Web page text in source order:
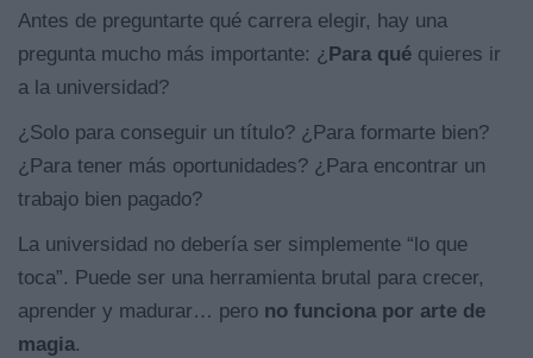
Antes de preguntarte qué carrera elegir, hay una
pregunta mucho más importante: ¿ Para qué quieres ir
a la universidad?
¿Solo para conseguir un título? ¿Para formarte bien?
¿Para tener más oportunidades? ¿Para encontrar un
trabajo bien pagado?
La universidad no debería ser simplemente “lo que
toca”. Puede ser una herramienta brutal para crecer,
aprender y madurar… pero no funciona por arte de
magia.